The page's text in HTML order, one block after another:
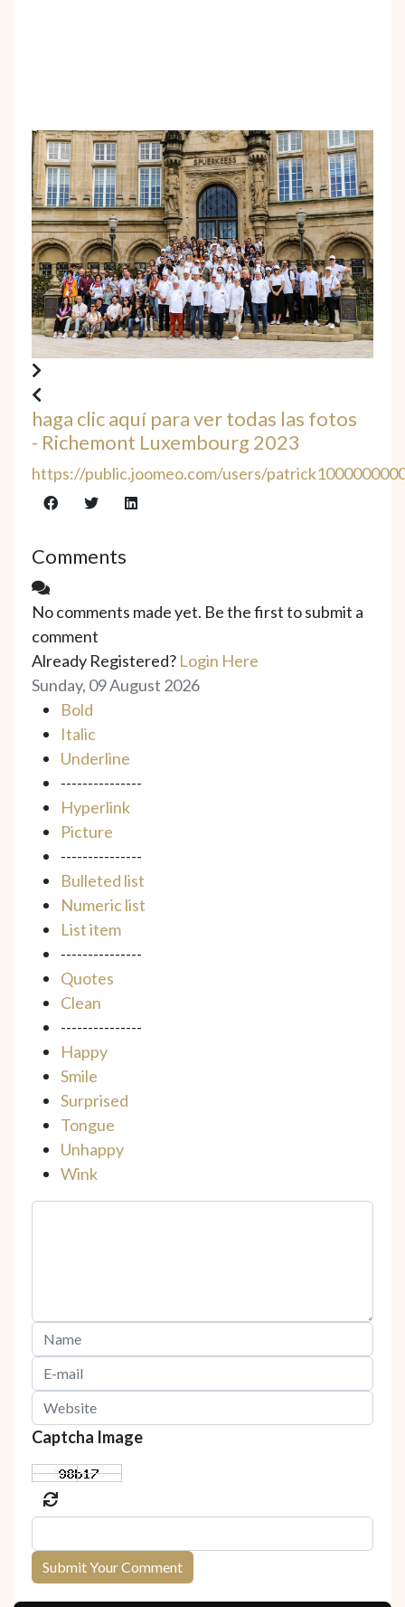
haga clic aquí para ver todas las fotos
- Richemont Luxembourg 2023
https://public.joomeo.com/users/
Comments
No comments made yet. Be the first to submit a
comment
Already Registered? Login Here
Sunday, 09 August 2026
Bold
Italic
Underline
---------------
Hyperlink
Picture
---------------
Bulleted list
Numeric list
List item
---------------
Quotes
Clean
---------------
Happy
Smile
Surprised
Tongue
Unhappy
Wink
Captcha Image
Submit Your Comment